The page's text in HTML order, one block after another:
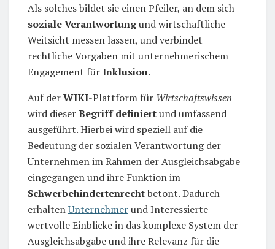
Als solches bildet sie einen Pfeiler, an dem sich
soziale Verantwortungund wirtschaftliche
Weitsicht messen lassen, und verbindet
rechtliche Vorgaben mit unternehmerischem
Engagement fürInklusion.
Auf derWIKI-Plattform für Wirtschaftswissen
wird dieserBegriff definiertund umfassend
ausgeführt. Hierbei wird speziell auf die
Bedeutung der sozialen Verantwortung der
Unternehmen im Rahmen der Ausgleichsabgabe
eingegangen und ihre Funktion im
Schwerbehindertenrechtbetont. Dadurch
erhaltenUnternehmerund Interessierte
wertvolle Einblicke in das komplexe System der
Ausgleichsabgabe und ihre Relevanz für die